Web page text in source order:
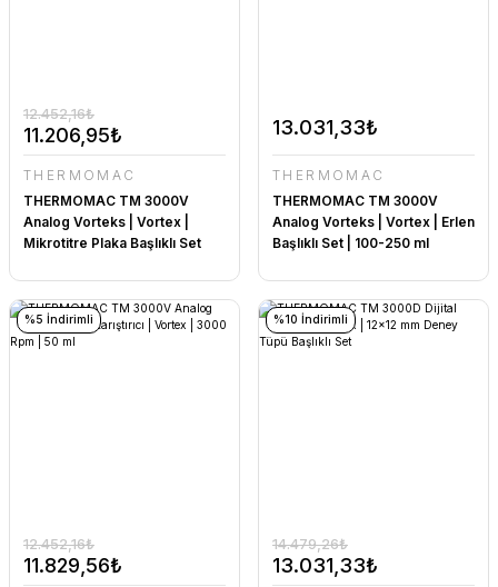
11.206,95₺
12.452,16₺
THERMOMAC
THERMOMAC TM 3000V
Analog Vorteks | Vortex |
Mikrotitre Plaka Başlıklı Set
13.031,33₺
THERMOMAC
THERMOMAC TM 3000V
Analog Vorteks | Vortex | Erlen
Başlıklı Set | 100-250 ml
%5 İndirimli
11.829,56₺
12.452,16₺
%10 İndirimli
13.031,33₺
14.479,26₺